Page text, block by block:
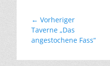
Beitragsnavigation
← Vorheriger
Vorheriger
Beitrag:
Taverne „Das
angestochene Fass“